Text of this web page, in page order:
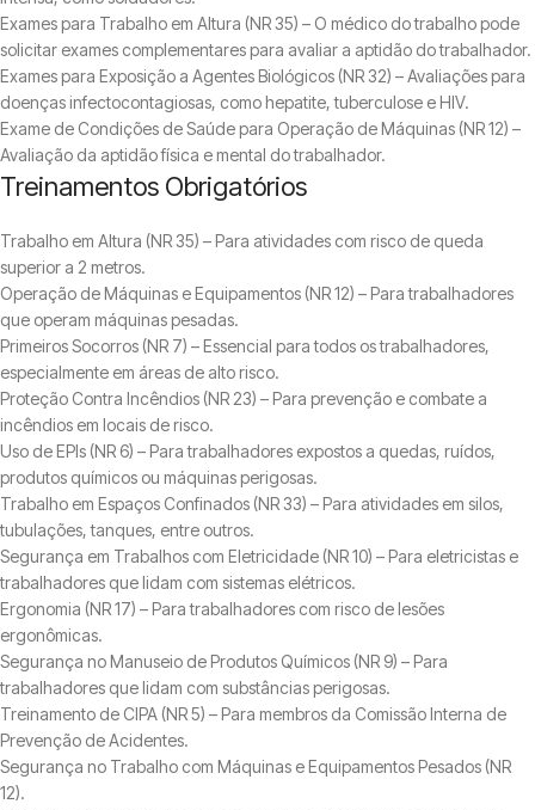
Exames para Trabalho em Altura (NR 35) – O médico do trabalho pode
solicitar exames complementares para avaliar a aptidão do trabalhador.
Exames para Exposição a Agentes Biológicos (NR 32) – Avaliações para
doenças infectocontagiosas, como hepatite, tuberculose e HIV.
Exame de Condições de Saúde para Operação de Máquinas (NR 12) –
Avaliação da aptidão física e mental do trabalhador.
Treinamentos Obrigatórios
Trabalho em Altura (NR 35) – Para atividades com risco de queda
superior a 2 metros.
Operação de Máquinas e Equipamentos (NR 12) – Para trabalhadores
que operam máquinas pesadas.
Primeiros Socorros (NR 7) – Essencial para todos os trabalhadores,
especialmente em áreas de alto risco.
Proteção Contra Incêndios (NR 23) – Para prevenção e combate a
incêndios em locais de risco.
Uso de EPIs (NR 6) – Para trabalhadores expostos a quedas, ruídos,
produtos químicos ou máquinas perigosas.
Trabalho em Espaços Confinados (NR 33) – Para atividades em silos,
tubulações, tanques, entre outros.
Segurança em Trabalhos com Eletricidade (NR 10) – Para eletricistas e
trabalhadores que lidam com sistemas elétricos.
Ergonomia (NR 17) – Para trabalhadores com risco de lesões
ergonômicas.
Segurança no Manuseio de Produtos Químicos (NR 9) – Para
trabalhadores que lidam com substâncias perigosas.
Treinamento de CIPA (NR 5) – Para membros da Comissão Interna de
Prevenção de Acidentes.
Segurança no Trabalho com Máquinas e Equipamentos Pesados (NR
12).